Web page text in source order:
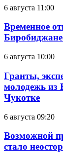
6 августа 11:00
Временное
Биробиджане
6 августа 10:00
Гранты,
молодежь
Чукотке
6 августа 09:20
Возможной
стало